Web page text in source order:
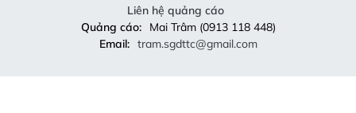
Liên hệ quảng cáo
Quảng cáo:
Mai Trâm (0913 118 448)
Email: tram.sgdttc@gmail.com